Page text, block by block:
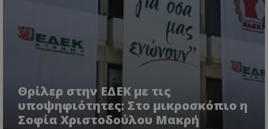
Θρίλερ στην ΕΔΕΚ με τις
υποψηφιότητες: Στο μικροσκόπιο η
Σοφία Χριστοδούλου Μακρή
Προμηθευτής
.lifenewscy.tothemaonline.com